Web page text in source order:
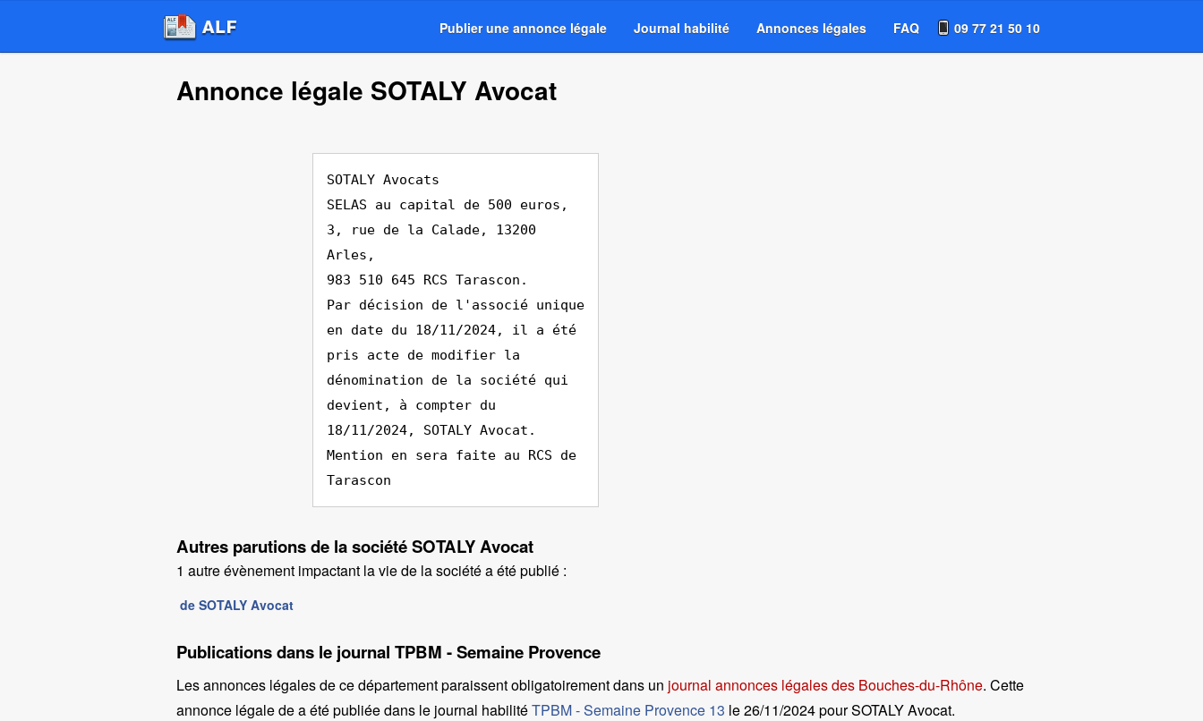
Publier une annonce légale Journal habilité Annonces légales FAQ 09 77 21 50 10
Annonce légale SOTALY Avocat
SOTALY Avocats
SELAS au capital de 500 euros,
3, rue de la Calade, 13200
Arles,
983 510 645 RCS Tarascon.
Par décision de l'associé unique
en date du 18/11/2024, il a été
pris acte de modifier la
dénomination de la société qui
devient, à compter du
18/11/2024, SOTALY Avocat.
Mention en sera faite au RCS de
Tarascon
Autres parutions de la société SOTALY Avocat
1 autre évènement impactant la vie de la société a été publié :
de SOTALY Avocat
Publications dans le journal TPBM - Semaine Provence
Les annonces légales de ce département paraissent obligatoirement dans un journal annonces légales des Bouches-du-Rhône. Cette
annonce légale de a été publiée dans le journal habilitéTPBM - Semaine Provence 13 le26/11/2024 pour SOTALY Avocat.